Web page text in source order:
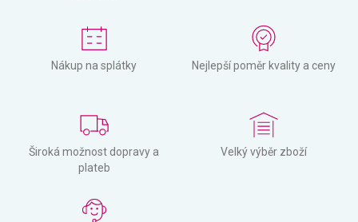
Nákup na splátky Nejlepší poměr kvality a ceny
Široká možnost dopravy a
plateb
Velký výběr zboží